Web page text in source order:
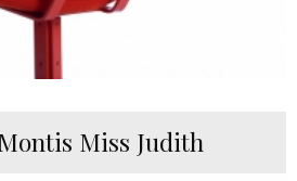
Miss Judith